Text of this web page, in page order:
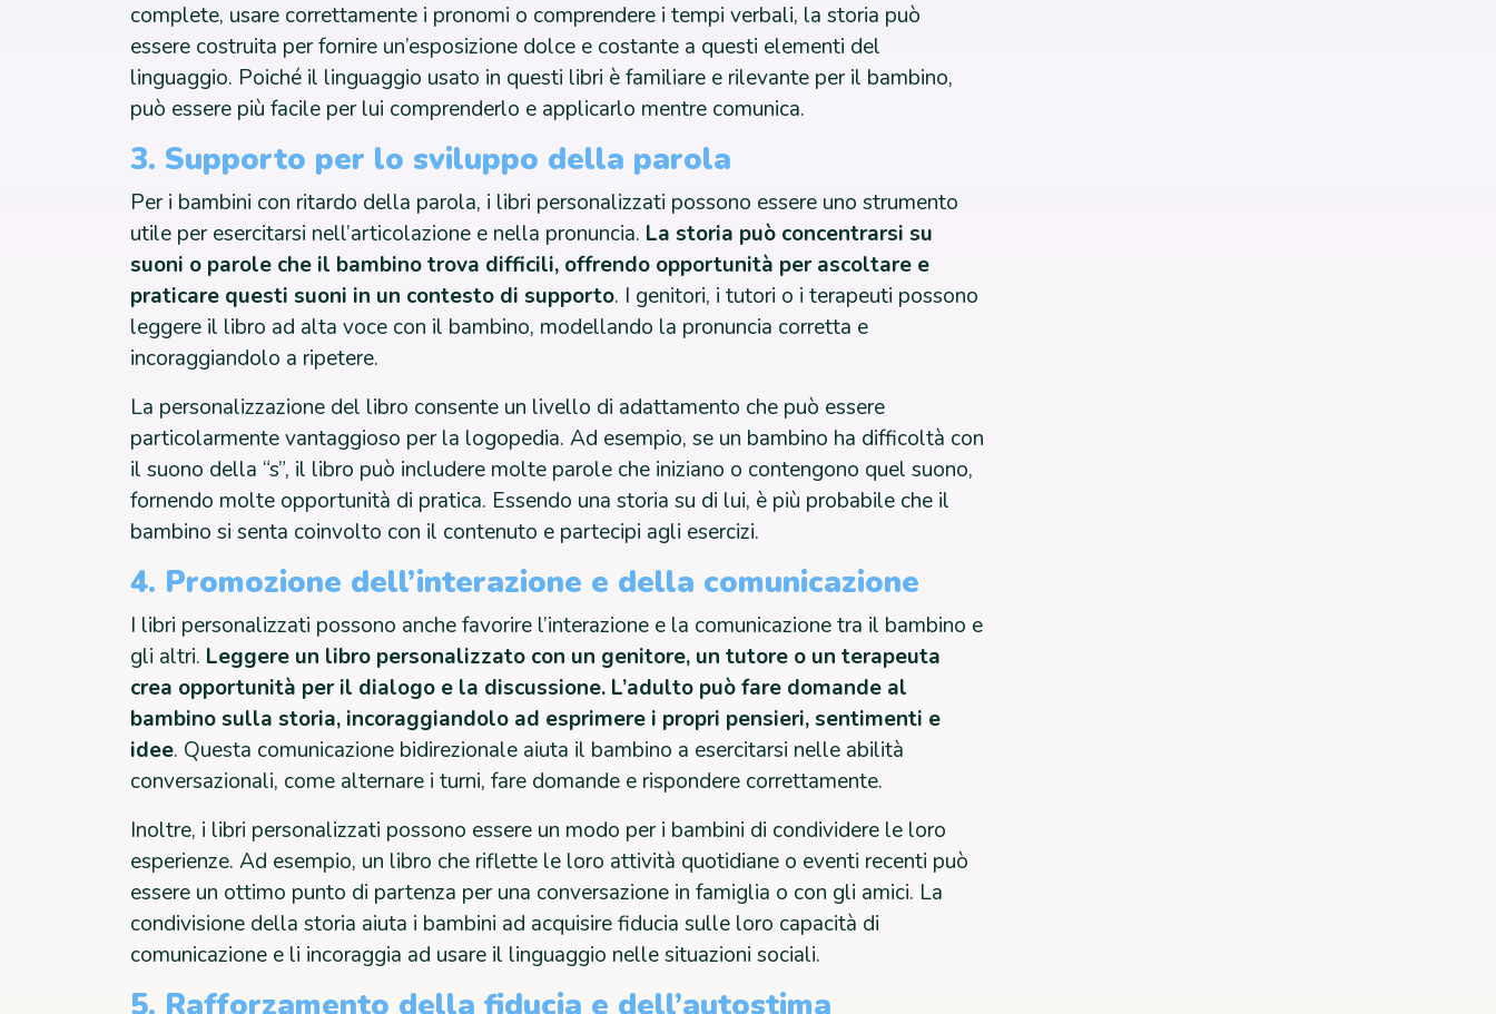
complete, usare correttamente i pronomi o comprendere i tempi verbali, la storia può
essere costruita per fornire un’esposizione dolce e costante a questi elementi del
linguaggio. Poiché il linguaggio usato in questi libri è familiare e rilevante per il bambino,
può essere più facile per lui comprenderlo e applicarlo mentre comunica.
3. Supporto per lo sviluppo della parola
Per i bambini con ritardo della parola, i libri personalizzati possono essere uno strumento
utile per esercitarsi nell’articolazione e nella pronuncia. La storia può concentrarsi su
suoni o parole che il bambino trova difficili, offrendo opportunità per ascoltare e
praticare questi suoni in un contesto di supporto. I genitori, i tutori o i terapeuti possono
leggere il libro ad alta voce con il bambino, modellando la pronuncia corretta e
incoraggiandolo a ripetere.
La personalizzazione del libro consente un livello di adattamento che può essere
particolarmente vantaggioso per la logopedia. Ad esempio, se un bambino ha difficoltà con
il suono della “s”, il libro può includere molte parole che iniziano o contengono quel suono,
fornendo molte opportunità di pratica. Essendo una storia su di lui, è più probabile che il
bambino si senta coinvolto con il contenuto e partecipi agli esercizi.
4. Promozione dell’interazione e della comunicazione
I libri personalizzati possono anche favorire l’interazione e la comunicazione tra il bambino e
gli altri. Leggere un libro personalizzato con un genitore, un tutore o un terapeuta
crea opportunità per il dialogo e la discussione. L’adulto può fare domande al
bambino sulla storia, incoraggiandolo ad esprimere i propri pensieri, sentimenti e
idee. Questa comunicazione bidirezionale aiuta il bambino a esercitarsi nelle abilità
conversazionali, come alternare i turni, fare domande e rispondere correttamente.
Inoltre, i libri personalizzati possono essere un modo per i bambini di condividere le loro
esperienze. Ad esempio, un libro che riflette le loro attività quotidiane o eventi recenti può
essere un ottimo punto di partenza per una conversazione in famiglia o con gli amici. La
condivisione della storia aiuta i bambini ad acquisire fiducia sulle loro capacità di
comunicazione e li incoraggia ad usare il linguaggio nelle situazioni sociali.
5. Rafforzamento della fiducia e dell’autostima